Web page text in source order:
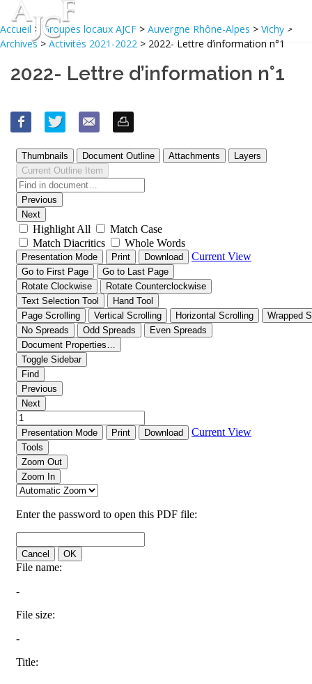
Accueil >Groupes locaux AJCF > Auvergne Rhône-Alpes > Vichy >
Archives> Activités 2021-2022 > 2022- Lettre d’information n°1
2022- Lettre d’information n°1